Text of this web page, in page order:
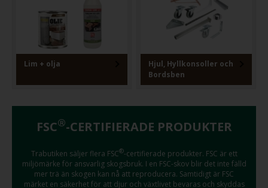
Lim + olja
Hjul, Hyllkonsoller och
Bordsben
FSC®-CERTIFIERADE PRODUKTER
Trabutiken säljer flera FSC®-certifierade produkter. FSC är ett
miljömärke för ansvarlig skogsbruk. I en FSC-skov blir det inte fälld
mer trä än skogen kan nå att reproducera. Samtidigt är FSC
märket en säkerhet för att djur och växtlivet bevaras och skyddas